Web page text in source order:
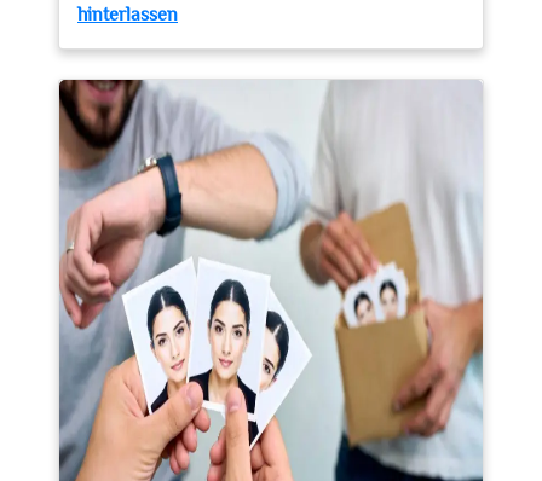
hinterlassenzu
Ihr
Schlüssel
zum
erfolgreichen
Unternehmensimage